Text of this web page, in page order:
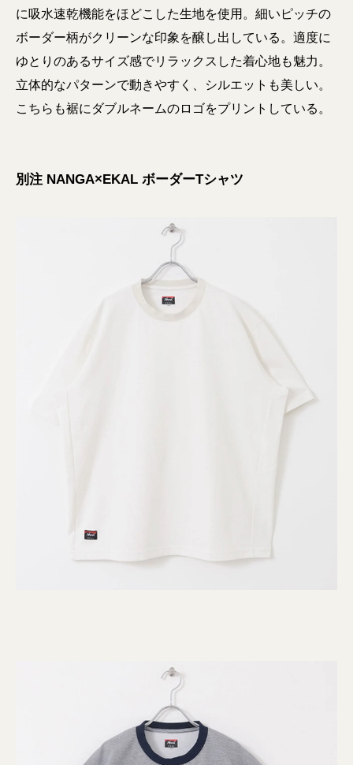
に吸水速乾機能をほどこした生地を使用。細いピッチの
ボーダー柄がクリーンな印象を醸し出している。適度に
ゆとりのあるサイズ感でリラックスした着心地も魅力。
立体的なパターンで動きやすく、シルエットも美しい。
こちらも裾にダブルネームのロゴをプリントしている。
別注 NANGA×EKAL ボーダーTシャツ